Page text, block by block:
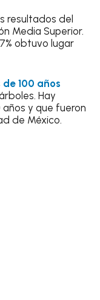
resultados del
Media Superior.
obtuvo lugar
100 años
Hay
y que fueron
de México.